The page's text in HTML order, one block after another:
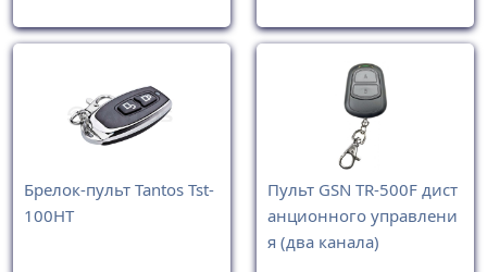
Брелок-пульт Tantos Tst-
100HT
Пульт GSN TR-500F дист
анционного управлени
я (два канала)